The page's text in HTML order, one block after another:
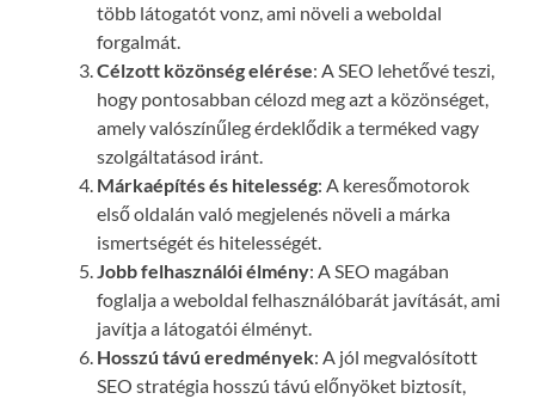
több látogatót vonz, ami növeli a weboldal
forgalmát.
Célzott közönség elérése: A SEO lehetővé teszi,
hogy pontosabban célozd meg azt a közönséget,
amely valószínűleg érdeklődik a terméked vagy
szolgáltatásod iránt.
Márkaépítés és hitelesség: A keresőmotorok
első oldalán való megjelenés növeli a márka
ismertségét és hitelességét.
Jobb felhasználói élmény: A SEO magában
foglalja a weboldal felhasználóbarát javítását, ami
javítja a látogatói élményt.
Hosszú távú eredmények: A jól megvalósított
SEO stratégia hosszú távú előnyöket biztosít,